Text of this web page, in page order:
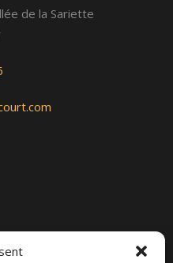
de la Sariette